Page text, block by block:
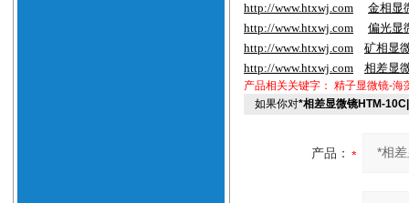
http://www.htxwj.com
金相显
http://www.htxwj.com
偏光显
http://www.htxwj.com
矿相显
http://www.htxwj.com
相差显
产品相关关键字： 精子显微镜-海
如果你对*相差显微镜HTM-
产品：